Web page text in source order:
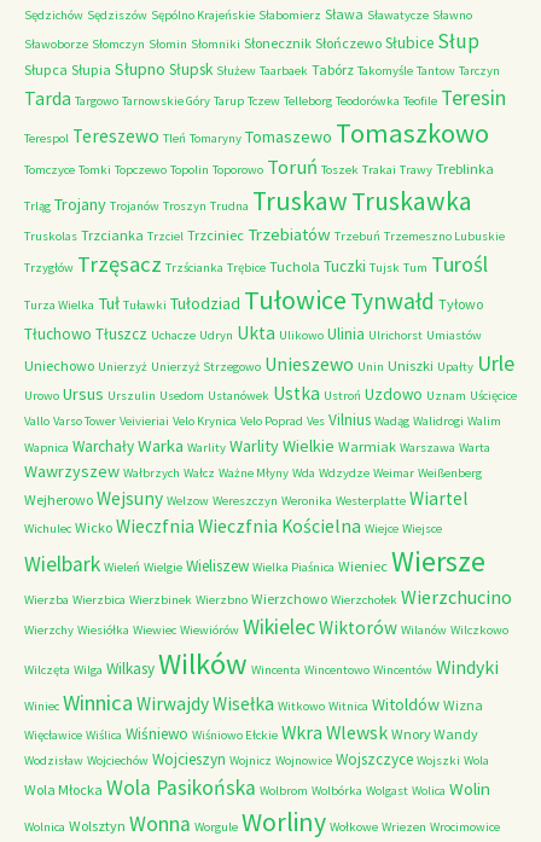
Sędzichów Sędziszów Sępólno Krajeńskie Słabomierz Sława Sławatycze Sławno
Sławoborze Słomczyn Słomin Słomniki Słonecznik Słończewo Słubice Słup
Słupca Słupia Słupno Słupsk Służew Taarbaek Tabórz Takomyśle Tantow Tarczyn
Tarda Targowo Tarnowskie Góry Tarup Tczew Telleborg Teodorówka Teofile Teresin
Terespol Tereszewo Tleń Tomaryny Tomaszewo Tomaszkowo
Tomczyce Tomki Topczewo Topolin Toporowo Toruń Toszek Trakai Trawy Treblinka
Trląg Trojany Trojanów Troszyn Trudna TruskawTruskawka
Truskolas Trzcianka Trzciel Trzciniec Trzebiatów Trzebuń Trzemeszno Lubuskie
Trzygłów Trzęsacz Trzścianka Trębice Tuchola Tuczki Tujsk Tum Turośl
Turza Wielka Tuł Tuławki Tułodziad Tułowice Tynwałd Tyłowo
Tłuchowo Tłuszcz Uchacze Udryn Ukta Ulikowo Ulinia Ulrichorst Umiastów
Uniechowo Unierzyż Unierzyż Strzegowo Unieszewo Unin Uniszki Upałty Urle
Urowo Ursus Urszulin Usedom Ustanówek Ustka Ustroń Uzdowo Uznam Uścięcice
Vallo Varso Tower Veivieriai Velo Krynica Velo Poprad Ves Vilnius Wadąg Walidrogi Walim
Wapnica WarchałyWarka Warlity Warlity Wielkie Warmiak Warszawa Warta
Wawrzyszew Wałbrzych Wałcz Ważne Młyny Wda Wdzydze Weimar Weißenberg
Wejherowo Wejsuny Welzow Wereszczyn Weronika Westerplatte Wiartel
Wichulec Wicko Wieczfnia Wieczfnia Kościelna Wiejce Wiejsce
Wielbark Wieleń Wielgie Wieliszew Wielka Piaśnica Wieniec Wiersze
Wierzba Wierzbica Wierzbinek Wierzbno Wierzchowo Wierzchołek Wierzchucino
Wierzchy Wiesiółka Wiewiec Wiewiórów WikielecWiktorów Wilanów Wilczkowo
Wilczęta Wilga WilkasyWilków Wincenta Wincentowo Wincentów Windyki
Winiec Winnica WirwajdyWisełka Witkowo Witnica Witoldów Wizna
Więcławice Wiślica Wiśniewo Wiśniowo Ełckie Wkra Wlewsk Wnory Wandy
Wodzisław Wojciechów Wojcieszyn Wojnicz Wojnowice Wojszczyce Wojszki Wola
Wola Młocka Wola Pasikońska Wolbrom Wolbórka Wolgast Wolica Wolin
Wolnica Wolsztyn Wonna Worgule Worliny Wołkowe Wriezen Wrocimowice